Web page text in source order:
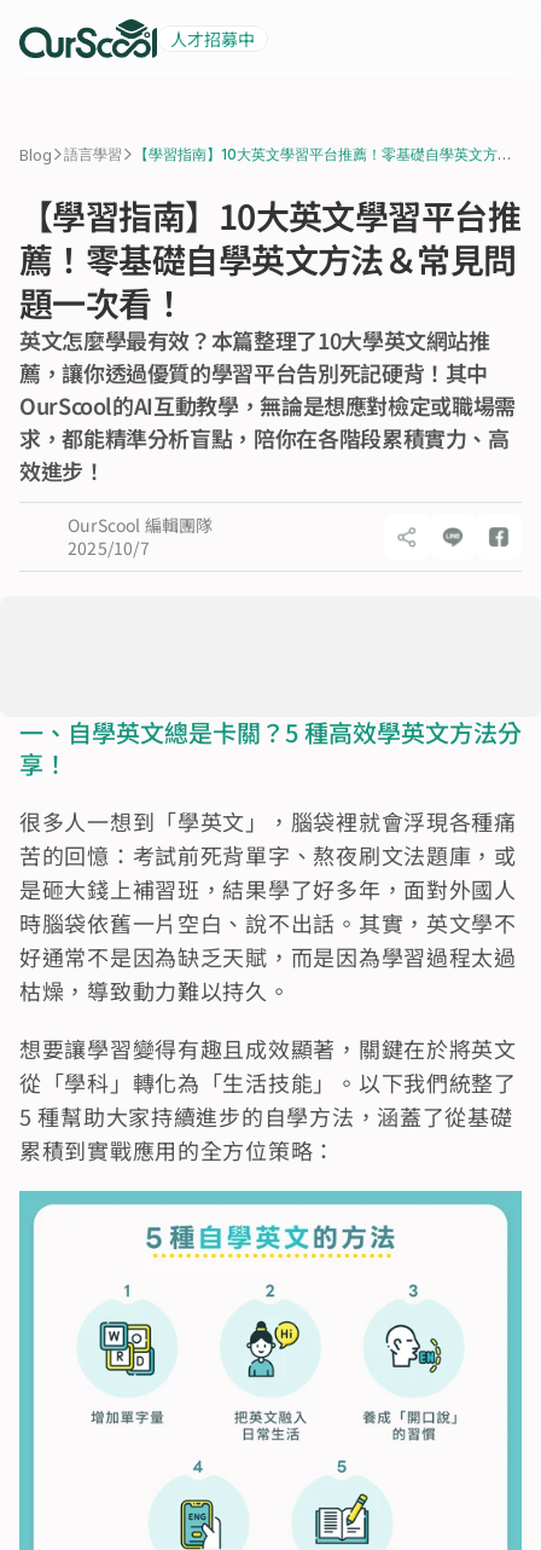
人才招募中
Blog>語言學習>
【學習指南】10大英文學習平台推薦！零基礎自學英文方法
【學習指南】10大英文學習平台推
薦！零基礎自學英文方法＆常見問
題一次看！
英文怎麼學最有效？本篇整理了10大學英文網站推
薦，讓你透過優質的學習平台告別死記硬背！其中
OurScool的AI互動教學，無論是想應對檢定或職場需
求，都能精準分析盲點，陪你在各階段累積實力、高
效進步！
OurScool 編輯團隊
2025/10/7
一、自學英文總是卡關？5 種高效學英文方法分
享！
很多人一想到「學英文」，腦袋裡就會浮現各種痛
苦的回憶：考試前死背單字、熬夜刷文法題庫，或
是砸大錢上補習班，結果學了好多年，面對外國人
時腦袋依舊一片空白、說不出話。其實，英文學不
好通常不是因為缺乏天賦，而是因為學習過程太過
枯燥，導致動力難以持久。
想要讓學習變得有趣且成效顯著，關鍵在於將英文
從「學科」轉化為「生活技能」。以下我們統整了
5 種幫助大家持續進步的自學方法，涵蓋了從基礎
累積到實戰應用的全方位策略：